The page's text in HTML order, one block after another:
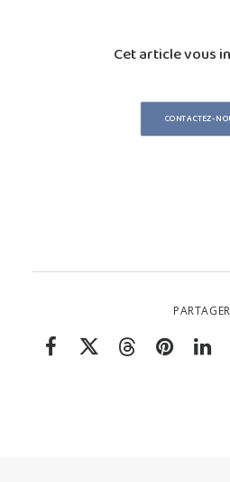
Cet article vous
CONTACTEZ-
PARTAGER